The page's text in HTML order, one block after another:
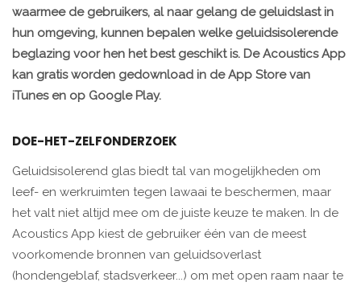
waarmee de gebruikers, al naar gelang de geluidslast in
hun omgeving, kunnen bepalen welke geluidsisolerende
beglazing voor hen het best geschikt is. De Acoustics App
kan gratis worden gedownload in de App Store van
iTunes en op Google Play.
DOE-HET-ZELFONDERZOEK
Geluidsisolerend glas biedt tal van mogelijkheden om
leef- en werkruimten tegen lawaai te beschermen, maar
het valt niet altijd mee om de juiste keuze te maken. In de
Acoustics App kiest de gebruiker één van de meest
voorkomende bronnen van geluidsoverlast
(hondengeblaf, stadsverkeer...) om met open raam naar te